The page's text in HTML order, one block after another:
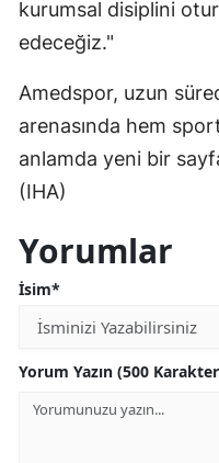
kurumsal disiplini
edeceğiz."
Amedspor, uzun
arenasında hem
anlamda yeni bir
(IHA)
Yorumlar
İsim*
Yorum Yazın (500